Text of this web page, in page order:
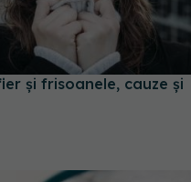
și frisoanele, cauze și